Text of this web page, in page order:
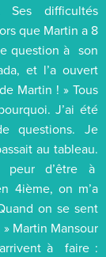
difficultés
que Martin a 8
question à son
et l’a ouvert
Martin ! » Tous
J’ai été
questions. Je
au tableau.
peur d’être à
4ième, on m’a
on se sent
Martin Mansour
à faire :